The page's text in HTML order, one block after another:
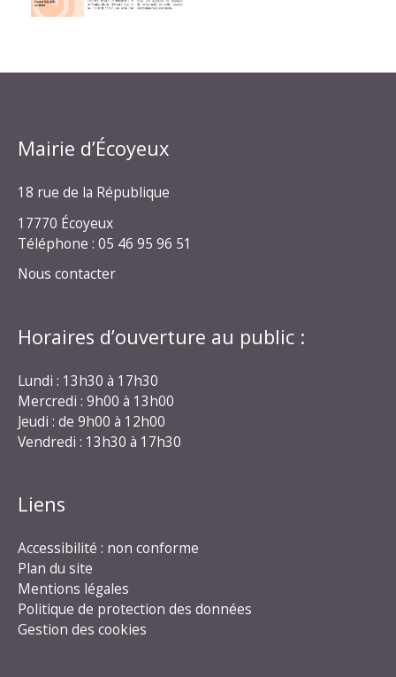
Mairie d’Écoyeux
18 rue de la République
17770 Écoyeux
Téléphone : 05 46 95 96 51
Nous contacter
Horaires d’ouverture au public :
Lundi : 13h30 à 17h30
Mercredi : 9h00 à 13h00
Jeudi : de 9h00 à 12h00
Vendredi : 13h30 à 17h30
Liens
Accessibilité : non conforme
Plan du site
Mentions légales
Politique de protection des données
Gestion des cookies